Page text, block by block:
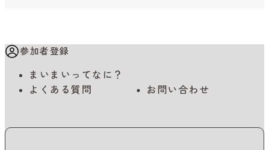
参加者登録
まいまいってなに？
よくある質問
お問い合わせ